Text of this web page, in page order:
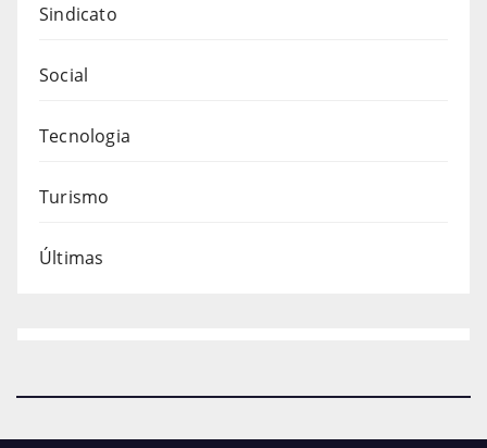
Sindicato
Social
Tecnologia
Turismo
Últimas